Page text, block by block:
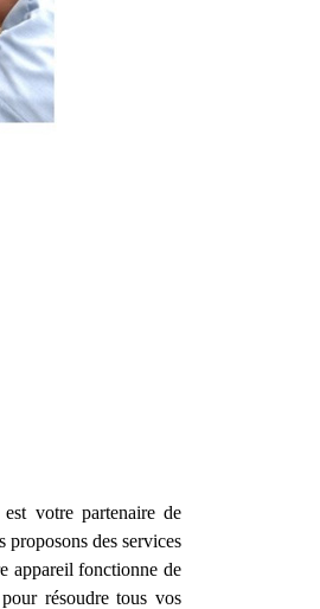
votre partenaire de
proposons des services
appareil fonctionne de
résoudre tous vos